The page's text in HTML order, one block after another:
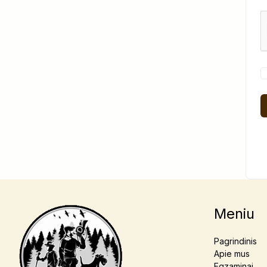
Meniu
Pagrindinis
Apie mus